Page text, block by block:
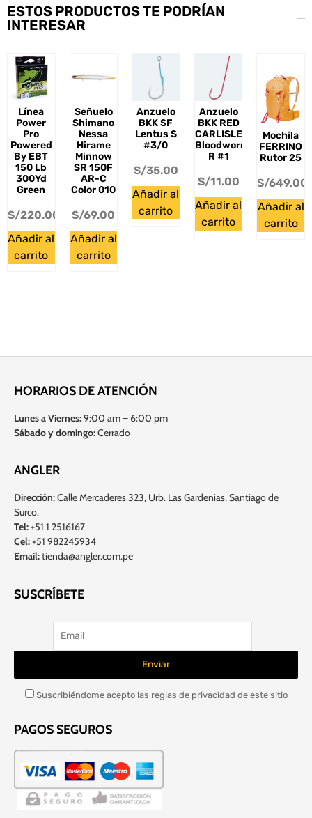
ESTOS PRODUCTOS TE PODRÍAN
INTERESAR
Línea
Power
Pro
Powered
By EBT
150 Lb
300Yd
Green
S/220.00
Añadir al
carrito
Señuelo
Shimano
Nessa
Hirame
Minnow
SR 150F
AR-C
Color 010
S/69.00
Añadir al
carrito
Anzuelo
BKK SF
Lentus S
#3/0
S/35.00
Añadir al
carrito
Anzuelo
BKK RED
CARLISLE
Bloodworm-
R #1
S/11.00
Añadir al
carrito
Mochila
FERRINO
Rutor 25
S/649.00
Añadir al
carrito
HORARIOS DE ATENCIÓN
Lunes a Viernes:9:00 am – 6:00 pm
Sábado y domingo:Cerrado
ANGLER
Dirección:Calle Mercaderes 323, Urb. Las Gardenias, Santiago de
Surco.
Tel:+51 1 2516167
Cel:+51 982245934
Email:tienda@angler.com.pe
SUSCRÍBETE
Suscribiéndome acepto las reglas de privacidad de este sitio
PAGOS SEGUROS